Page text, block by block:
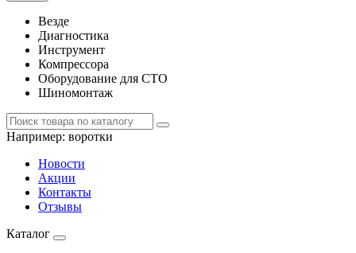
Везде
Диагностика
Инструмент
Компрессора
Оборудование для СТО
Шиномонтаж
Например: воротки
Новости
Акции
Контакты
Отзывы
Каталог